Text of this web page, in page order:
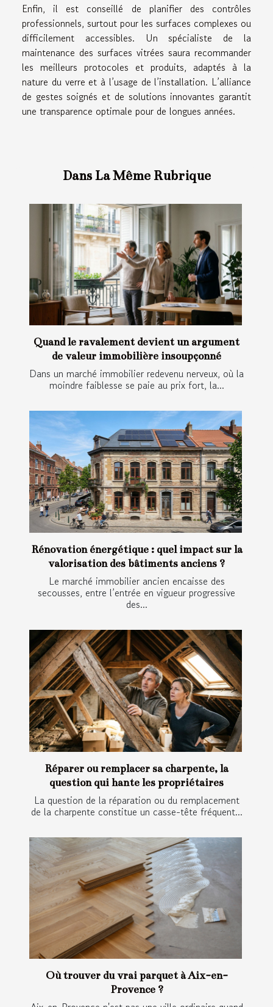
Enfin, il est conseillé de planifier des contrôles
professionnels, surtout pour les surfaces complexes ou
difficilement accessibles. Un spécialiste de la
maintenance des surfaces vitrées saura recommander
les meilleurs protocoles et produits, adaptés à la
nature du verre et à l’usage de l’installation. L’alliance
de gestes soignés et de solutions innovantes garantit
une transparence optimale pour de longues années.
Dans La Même Rubrique
Quand le ravalement devient un argument
de valeur immobilière insoupçonné
Dans un marché immobilier redevenu nerveux, où la
moindre faiblesse se paie au prix fort, la...
Rénovation énergétique : quel impact sur la
valorisation des bâtiments anciens ?
Le marché immobilier ancien encaisse des
secousses, entre l’entrée en vigueur progressive
des...
Réparer ou remplacer sa charpente, la
question qui hante les propriétaires
La question de la réparation ou du remplacement
de la charpente constitue un casse-tête fréquent...
Où trouver du vrai parquet à Aix-en-
Provence ?